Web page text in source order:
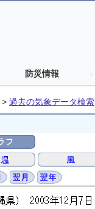
防災情報
> 過去の気象データ検索